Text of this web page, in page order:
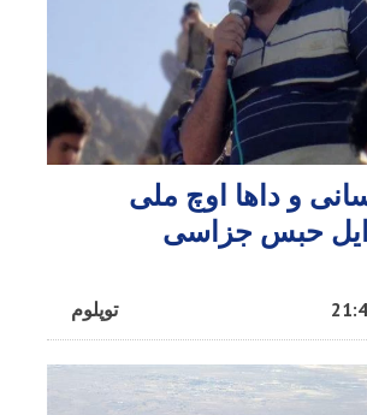
و داها اوچ ملی
فعالا ۴۰ ایل حبس جزاسی
توپلوم